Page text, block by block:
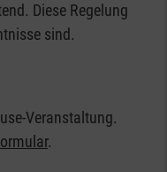
Diese Regelung
sind.
Veranstaltung.
.